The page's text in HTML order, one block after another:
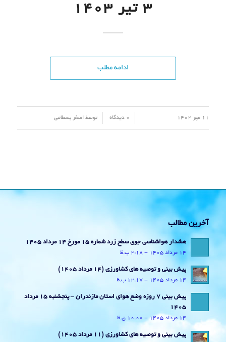
3 تیر 1403
ادامه مطلب
11 مهر 1402 0 دیدگاه توسط اصغر بسطامی
آخرین مطالب
هشدار هواشناسی جوی سطح زرد شماره 15 مورخ 14 مرداد 1405
14 مرداد 1405 - 2:18 ب.ظ
پیش بینی و توصیه های کشاورزی (14 مرداد ۱۴۰۵)
14 مرداد 1405 - 12:17 ب.ظ
پیش بینی 7 روزه وضع هوای استان مازندران – پنجشنبه 15 مرداد
1405
14 مرداد 1405 - 10:00 ق.ظ
پیش بینی و توصیه های کشاورزی (11 مرداد ۱۴۰۵)